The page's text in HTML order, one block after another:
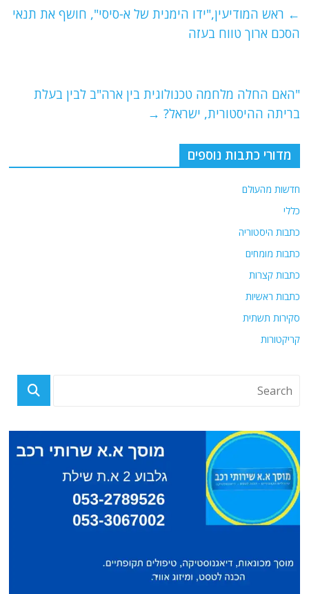
s
A
g
ra
l
er
e
k
← ראש המודיעין,"ידו הימנית של א-סיסי", חושף את תנאי
הסכם ארוך טווח בעזה
"האם החלה מלחמה טכנולוגית בין ארה"ב לבין בעלת
בריתה ההיסטורית, ישראל? →
מדורי כתבות נוספים
חדשות מהעולם
כללי
כתבות היסטוריה
כתבות מומחים
כתבות קצרות
כתבות ראשיות
סקירות תשתית
קריקטורות